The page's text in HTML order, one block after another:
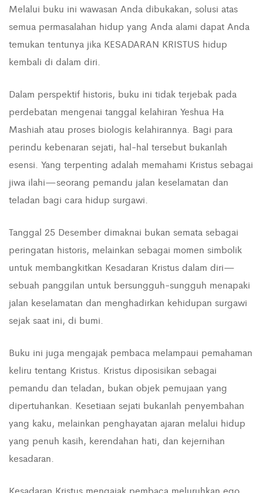
Melalui buku ini wawasan Anda dibukakan, solusi atas
semua permasalahan hidup yang Anda alami dapat Anda
temukan tentunya jika KESADARAN KRISTUS hidup
kembali di dalam diri.
Dalam perspektif historis, buku ini tidak terjebak pada
perdebatan mengenai tanggal kelahiran Yeshua Ha
Mashiah atau proses biologis kelahirannya. Bagi para
perindu kebenaran sejati, hal-hal tersebut bukanlah
esensi. Yang terpenting adalah memahami Kristus sebagai
jiwa ilahi—seorang pemandu jalan keselamatan dan
teladan bagi cara hidup surgawi.
Tanggal 25 Desember dimaknai bukan semata sebagai
peringatan historis, melainkan sebagai momen simbolik
untuk membangkitkan Kesadaran Kristus dalam diri—
sebuah panggilan untuk bersungguh-sungguh menapaki
jalan keselamatan dan menghadirkan kehidupan surgawi
sejak saat ini, di bumi.
Buku ini juga mengajak pembaca melampaui pemahaman
keliru tentang Kristus. Kristus diposisikan sebagai
pemandu dan teladan, bukan objek pemujaan yang
dipertuhankan. Kesetiaan sejati bukanlah penyembahan
yang kaku, melainkan penghayatan ajaran melalui hidup
yang penuh kasih, kerendahan hati, dan kejernihan
kesadaran.